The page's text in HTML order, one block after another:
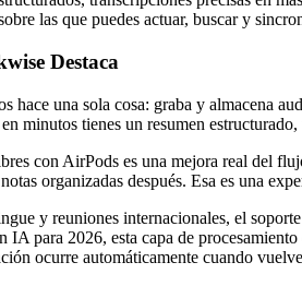
las que puedes actuar, buscar y
Destaca
hace una sola cosa: graba y almacena
minutos tienes un resumen
con AirPods es una mejora real del
organizadas después. Esa es una
y reuniones internacionales, el
IA para 2026, esta capa de
ocurre automáticamente cuando